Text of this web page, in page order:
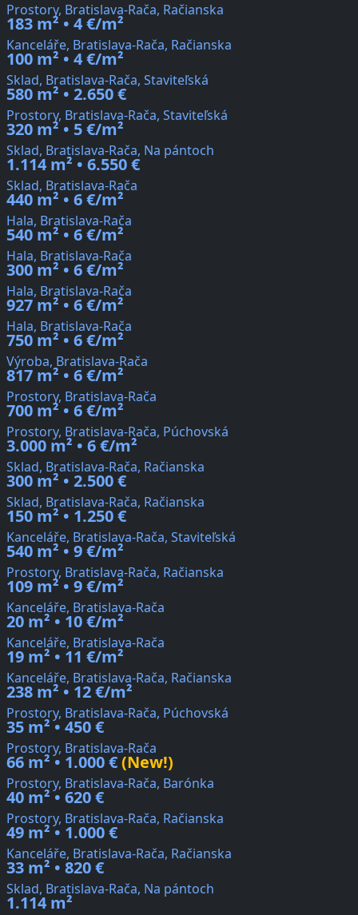
Prostory, Bratislava-Rača, Račianska
183 m² • 4 €/m²
Kanceláře, Bratislava-Rača, Račianska
100 m² • 4 €/m²
Sklad, Bratislava-Rača, Staviteľská
580 m² • 2.650 €
Prostory, Bratislava-Rača, Staviteľská
320 m² • 5 €/m²
Sklad, Bratislava-Rača, Na pántoch
1.114 m² • 6.550 €
Sklad, Bratislava-Rača
440 m² • 6 €/m²
Hala, Bratislava-Rača
540 m² • 6 €/m²
Hala, Bratislava-Rača
300 m² • 6 €/m²
Hala, Bratislava-Rača
927 m² • 6 €/m²
Hala, Bratislava-Rača
750 m² • 6 €/m²
Výroba, Bratislava-Rača
817 m² • 6 €/m²
Prostory, Bratislava-Rača
700 m² • 6 €/m²
Prostory, Bratislava-Rača, Púchovská
3.000 m² • 6 €/m²
Sklad, Bratislava-Rača, Račianska
300 m² • 2.500 €
Sklad, Bratislava-Rača, Račianska
150 m² • 1.250 €
Kanceláře, Bratislava-Rača, Staviteľská
540 m² • 9 €/m²
Prostory, Bratislava-Rača, Račianska
109 m² • 9 €/m²
Kanceláře, Bratislava-Rača
20 m² • 10 €/m²
Kanceláře, Bratislava-Rača
19 m² • 11 €/m²
Kanceláře, Bratislava-Rača, Račianska
238 m² • 12 €/m²
Prostory, Bratislava-Rača, Púchovská
35 m² • 450 €
Prostory, Bratislava-Rača
66 m² • 1.000 €(New!)
Prostory, Bratislava-Rača, Barónka
40 m² • 620 €
Prostory, Bratislava-Rača, Račianska
49 m² • 1.000 €
Kanceláře, Bratislava-Rača, Račianska
33 m² • 820 €
Sklad, Bratislava-Rača, Na pántoch
1.114 m²